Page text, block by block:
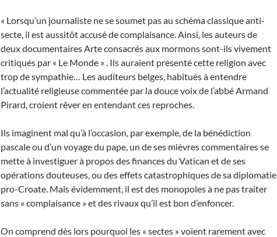
« Lorsqu’un journaliste ne se soumet pas au schéma classique anti-
secte, il est aussitôt accusé de complaisance. Ainsi, les auteurs de
deux documentaires Arte consacrés aux mormons sont-ils vivement
critiqués par « Le Monde » . Ils auraient présenté cette religion avec
trop de sympathie… Les auditeurs belges, habitués à entendre
l’actualité religieuse commentée par la douce voix de l’abbé Armand
Pirard, croient rêver en entendant ces reproches.
Ils imaginent mal qu’à l’occasion, par exemple, de la bénédiction
pascale ou d’un voyage du pape, un de ses mièvres commentaires se
mette à investiguer à propos des finances du Vatican et de ses
opérations douteuses, ou des effets catastrophiques de sa diplomatie
pro-Croate. Mais évidemment, il est des monopoles à ne pas traiter
sans « complaisance » et des rivaux qu’il est bon d’enfoncer.
On comprend dès lors pourquoi les « sectes » voient rarement avec